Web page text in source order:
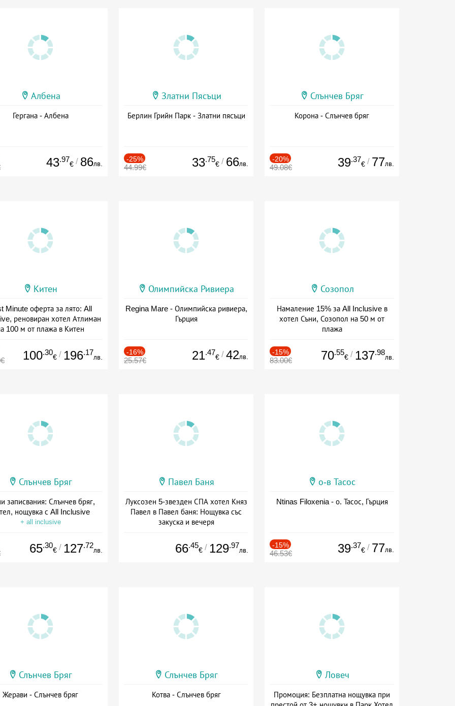
Албена
Гергана - Албена
43.97
€ / 86лв.
Златни Пясъци
Берлин Грийн Парк - Златни пясъци
-25%
44.99€ 33.75
€ / 66лв.
Слънчев Бряг
Корона - Слънчев бряг
-20%
49.08€ 39.37
€ / 77лв.
Китен
Minute оферта за лято: All
реновиран хотел Атлиман
100 м от плажа в Китен
100.30
€ / 196.17
лв.
Олимпийска Ривиера
Regina Mare - Олимпийска ривиера,
Гърция
-16%
25.57€ 21.47
€ / 42лв.
Созопол
Намаление 15% за All Inclusive в
хотел Съни, Созопол на 50 м от
плажа
-15%
83.00€ 70.55
€ / 137.98
лв.
Слънчев Бряг
записвания: Слънчев бряг,
нощувка с All Inclusive
+ all inclusive
65.30
€ / 127.72
лв.
Павел Баня
Луксозен 5-звезден СПА хотел Княз
Павел в Павел баня: Нощувка със
закуска и вечеря
66.45
€ / 129.97
лв.
о-в Тасос
Ntinas Filoxenia - о. Тасос, Гърция
-15%
46.53€ 39.37
€ / 77лв.
Слънчев Бряг
Жерави - Слънчев бряг
Слънчев Бряг
Котва - Слънчев бряг
Ловеч
Промоция: Безплатна нощувка при